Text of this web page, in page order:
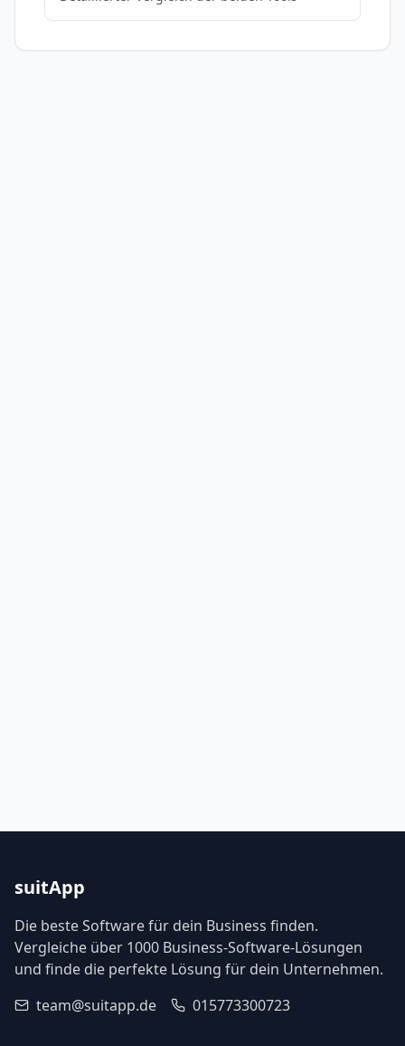
suitApp
Die beste Software für dein Business finden.
Vergleiche über 1000 Business-Software-Lösungen
und finde die perfekte Lösung für dein Unternehmen.
team@suitapp.de
015773300723